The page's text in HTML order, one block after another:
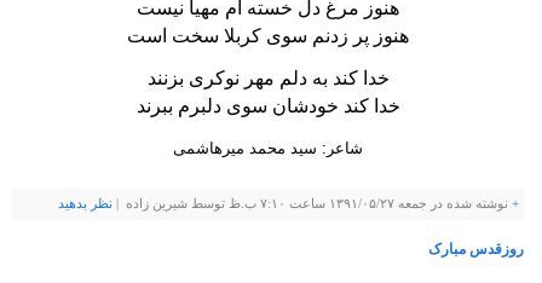
هنوز مرغ دل خسته ام مهیا نیست
هنوز پر زدنم سوی کربلا سخت است
خدا کند به دلم مهر نوکری بزنند
خدا کند خودشان سوی دلبرم ببرند
شاعر: سید محمد میرهاشمی
+ نوشته شده در جمعه ۱۳۹۱/۰۵/۲۷ ساعت ۷:۱۰ ب.ظ توسط شيرين زاده | نظر بدهيد
روزقدس مبارک